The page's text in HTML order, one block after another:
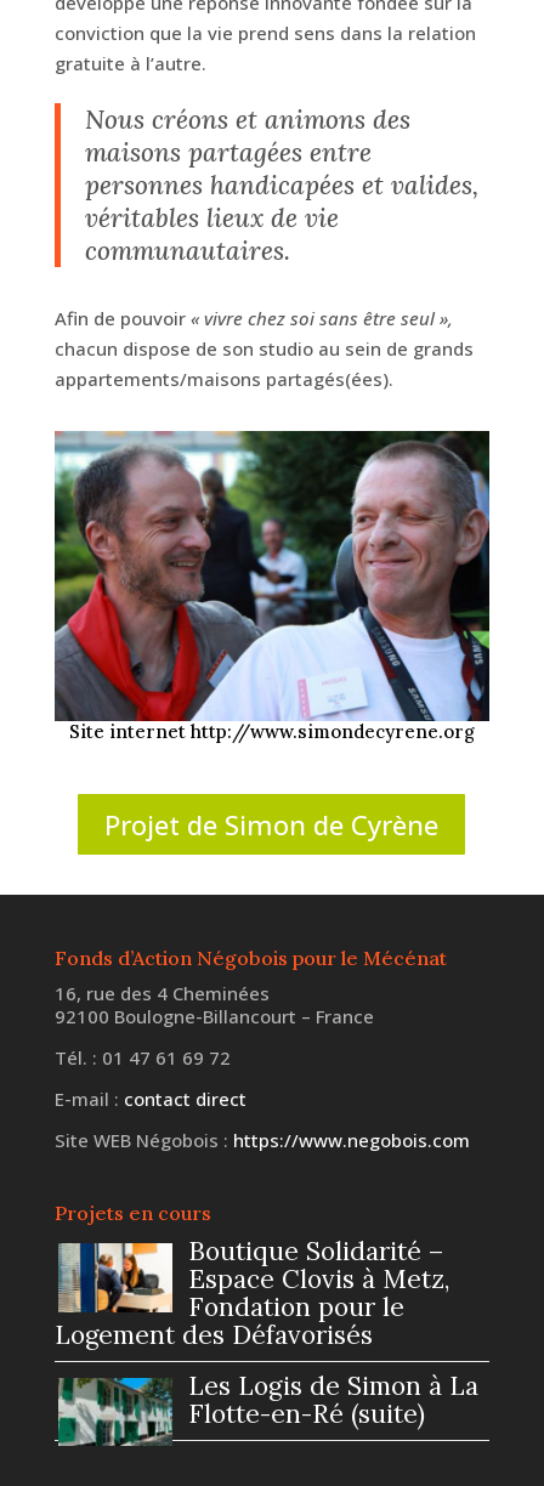
conviction que la vie prend sens dans la relation
gratuite à l’autre.
Nous créons et animons des
maisons partagées entre
personnes handicapées et valides,
véritables lieux de vie
communautaires.
Afin de pouvoir « vivre chez soi sans être seul »,
chacun dispose de son studio au sein de grands
appartements/maisons partagés(ées).
Site internet http://www.simondecyrene.org
Projet de Simon de Cyrène
Fonds d’Action Négobois pour le Mécénat
16, rue des 4 Cheminées
92100 Boulogne-Billancourt – France
Tél. : 01 47 61 69 72
E-mail : contact direct
Site WEB Négobois : https://www.negobois.com
Projets en cours
Boutique Solidarité –
Espace Clovis à Metz,
Fondation pour le
Logement des Défavorisés
Les Logis de Simon à La
Flotte-en-Ré (suite)